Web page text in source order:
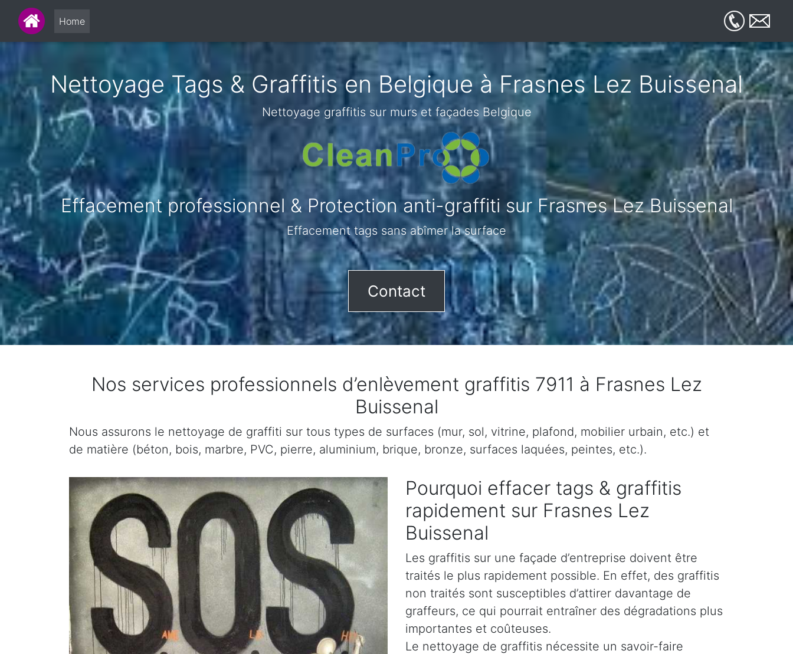
Home
Nettoyage Tags & Graffitis en Belgique à Frasnes Lez Buissenal
Nettoyage graffitis sur murs et façades Belgique
Effacement professionnel & Protection anti-graffiti sur Frasnes Lez Buissenal
Effacement tags sans abîmer la surface
Contact
Nos services professionnels d’enlèvement graffitis 7911 à Frasnes Lez
Buissenal
Nous assurons le nettoyage de graffiti sur tous types de surfaces (mur, sol, vitrine, plafond, mobilier urbain, etc.) et
de matière (béton, bois, marbre, PVC, pierre, aluminium, brique, bronze, surfaces laquées, peintes, etc.).
Pourquoi effacer tags & graffitis
rapidement sur Frasnes Lez
Buissenal
Les graffitis sur une façade d’entreprise doivent être
traités le plus rapidement possible. En effet, des graffitis
non traités sont susceptibles d’attirer davantage de
graffeurs, ce qui pourrait entraîner des dégradations plus
importantes et coûteuses.
Le nettoyage de graffitis nécessite un savoir-faire